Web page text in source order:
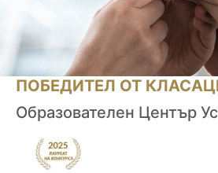
ПОБЕДИТЕЛ ОТ
Образователен Център